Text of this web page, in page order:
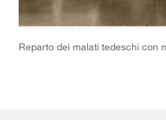
Reparto dei malati tedeschi con